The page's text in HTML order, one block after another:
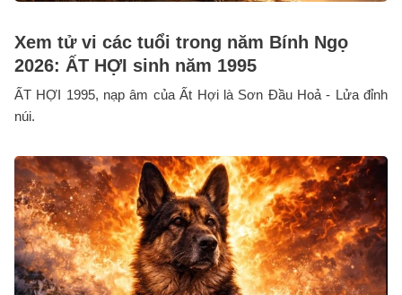
Xem tử vi các tuổi trong năm Bính Ngọ
2026: ẤT HỢI sinh năm 1995
ẤT HỢI 1995, nạp âm của Ất Hợi là Sơn Đầu Hoả - Lửa đỉnh
núi.